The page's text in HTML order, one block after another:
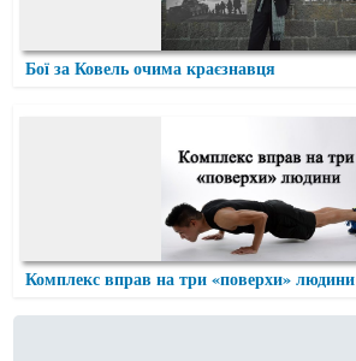
Бої за Ковель очима краєзнавця
Комплекс вправ на три «поверхи» людини